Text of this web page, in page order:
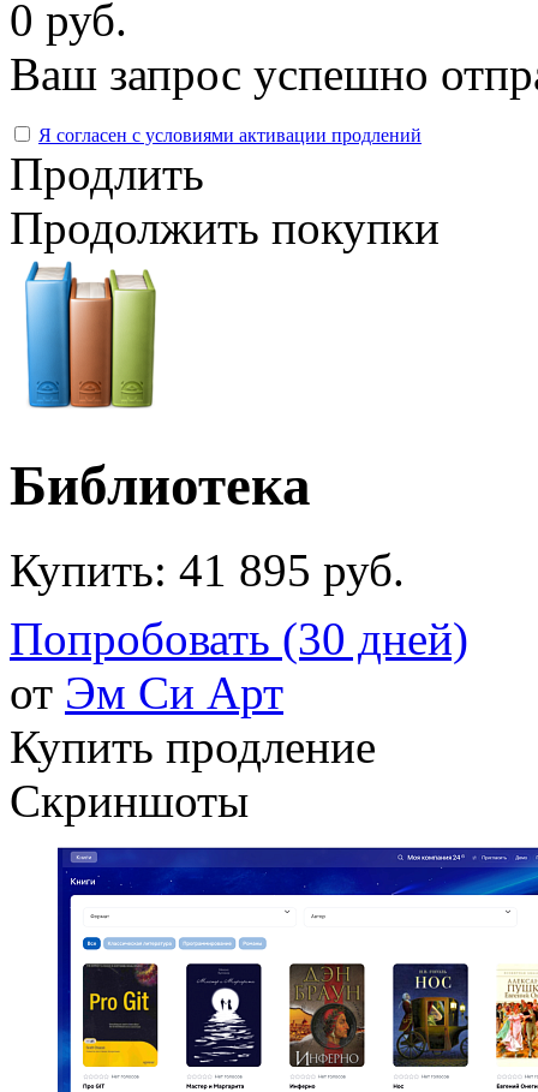
0 руб.
Ваш запрос успешно
Я согласен с условиями активации продлений
Продлить
Продолжить покупки
Библиотека
Купить: 41 895 руб.
Попробовать (30 дней)
от Эм Си Арт
Купить продление
Скриншоты